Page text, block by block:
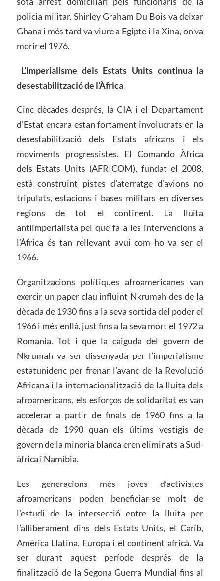
policia militar. Shirley Graham Du Bois va deixar
Ghana i més tard va viure a Egipte i la Xina, on va
morir el 1976.
L’imperialisme dels Estats Units continua la
desestabilització de l’Àfrica
Cinc dècades després, la CIA i el Departament
d’Estat encara estan fortament involucrats en la
desestabilització dels Estats africans i els
moviments progressistes. El Comando Àfrica
dels Estats Units (AFRICOM), fundat el 2008,
està construint pistes d’aterratge d’avions no
tripulats, estacions i bases militars en diverses
regions de tot el continent. La lluita
antiimperialista pel que fa a les intervencions a
l’Àfrica és tan rellevant avui com ho va ser el
1966.
Organitzacions polítiques afroamericanes van
exercir un paper clau influint Nkrumah des de la
dècada de 1930 fins a la seva sortida del poder el
1966 i més enllà, just fins a la seva mort el 1972 a
Romania. Tot i que la caiguda del govern de
Nkrumah va ser dissenyada per l’imperialisme
estatunidenc per frenar l’avanç de la Revolució
Africana i la internacionalització de la lluita dels
afroamericans, els esforços de solidaritat es van
accelerar a partir de finals de 1960 fins a la
dècada de 1990 quan els últims vestigis de
govern de la minoria blanca eren eliminats a Sud-
àfrica i Namíbia.
Les generacions més joves d’activistes
afroamericans poden beneficiar-se molt de
l’estudi de la intersecció entre la lluita per
l’alliberament dins dels Estats Units, el Carib,
Amèrica Llatina, Europa i el continent africà. Va
ser durant aquest període després de la
finalització de la Segona Guerra Mundial fins al